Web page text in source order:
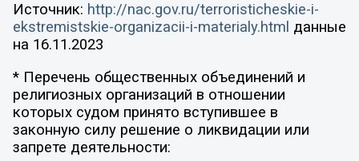
Источник: http://nac.gov.ru/terroristicheskie-i-
ekstremistskie-organizacii-i-materialy.html данные
на 16.11.2023
* Перечень общественных объединений и
религиозных организаций в отношении
которых судом принято вступившее в
законную силу решение о ликвидации или
запрете деятельности: